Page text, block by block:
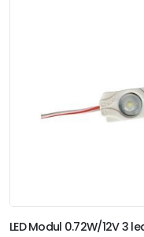
LED Modul 0.72W/12V 3